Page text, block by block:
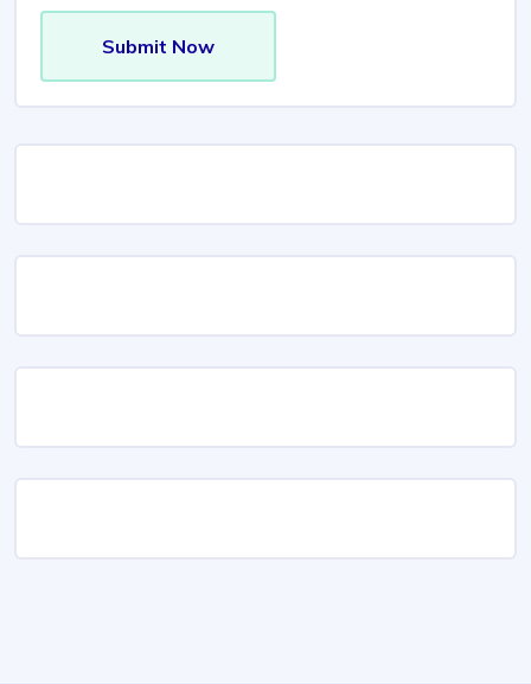
Submit Now